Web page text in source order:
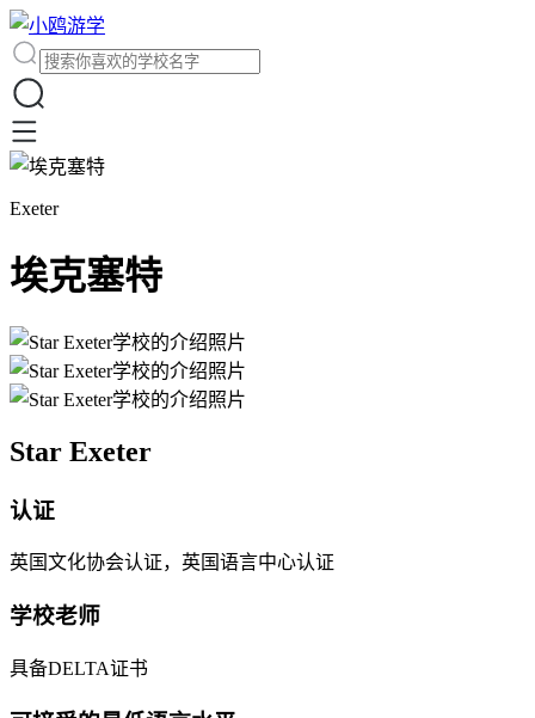
Exeter
埃克塞特
Star Exeter
认证
英国文化协会认证，英国语言中心认证
学校老师
具备DELTA证书